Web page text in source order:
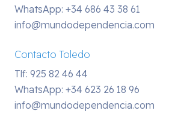
WhatsApp: +34 686 43 38 61
info@mundodependencia.com
Contacto Toledo
Tlf: 925 82 46 44
WhatsApp: +34 623 26 18 96
info@mundodependencia.com